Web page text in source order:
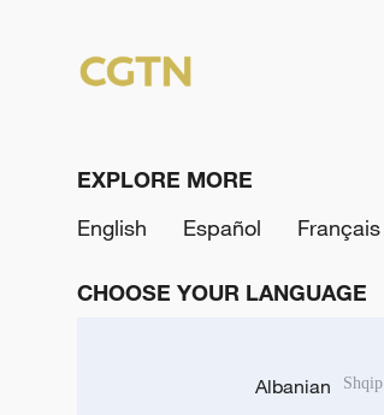
EXPLORE MORE
English
Español Français
CHOOSE YOUR LANGUAGE
Albanian Shqip